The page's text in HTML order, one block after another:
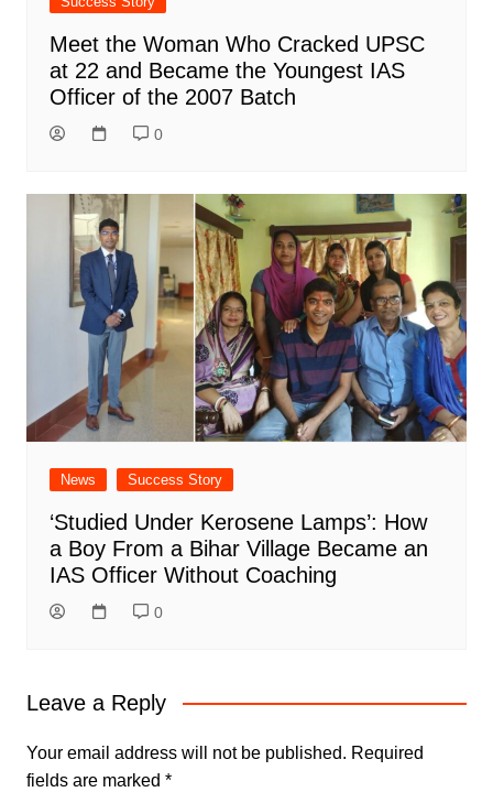
Meet the Woman Who Cracked UPSC
at 22 and Became the Youngest IAS
Officer of the 2007 Batch
0
News Success Story
‘Studied Under Kerosene Lamps’: How
a Boy From a Bihar Village Became an
IAS Officer Without Coaching
0
Leave a Reply
Your email address will not be published. Required
fields are marked *